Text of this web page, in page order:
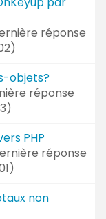
réponse
)
objets?
réponse
)
PHP
réponse
)
non